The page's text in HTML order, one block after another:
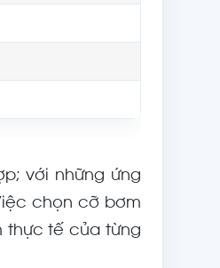
với những ứng
chọn cỡ bơm
thực tế của từng